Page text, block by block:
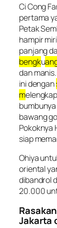
Ci Cong
pertama
Petak
hampir
panjang
bengku
dan
ini dengan
m
bawang
Pokoknya
siap
Ohiya
oriental
dibandrol
20.000
Jakarta